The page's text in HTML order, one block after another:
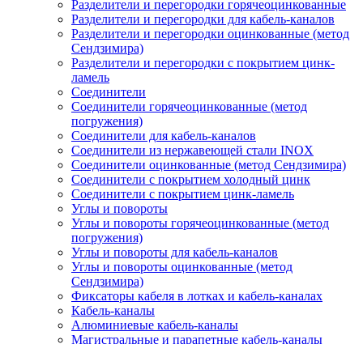
Разделители и перегородки горячеоцинкованные
Разделители и перегородки для кабель-каналов
Разделители и перегородки оцинкованные (метод
Сендзимира)
Разделители и перегородки с покрытием цинк-
ламель
Соединители
Соединители горячеоцинкованные (метод
погружения)
Соединители для кабель-каналов
Соединители из нержавеющей стали INOX
Соединители оцинкованные (метод Сендзимира)
Соединители с покрытием холодный цинк
Соединители с покрытием цинк-ламель
Углы и повороты
Углы и повороты горячеоцинкованные (метод
погружения)
Углы и повороты для кабель-каналов
Углы и повороты оцинкованные (метод
Сендзимира)
Фиксаторы кабеля в лотках и кабель-каналах
Кабель-каналы
Алюминиевые кабель-каналы
Магистральные и парапетные кабель-каналы